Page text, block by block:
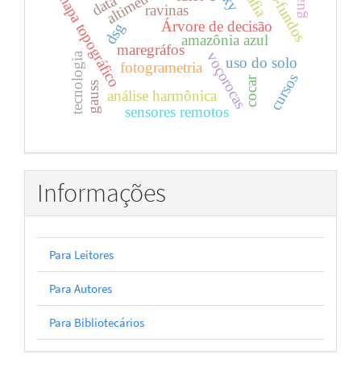
amazônia azul
voçorocas
ravinas
uso do solo
Árvore de decisão
mapa topográfico
análise harmônica
maregráfos
sensores remotos
fotogrametria
cocar
dsg
gauss
tecnologia cursos
Informações
Para Leitores
Para Autores
Para Bibliotecários